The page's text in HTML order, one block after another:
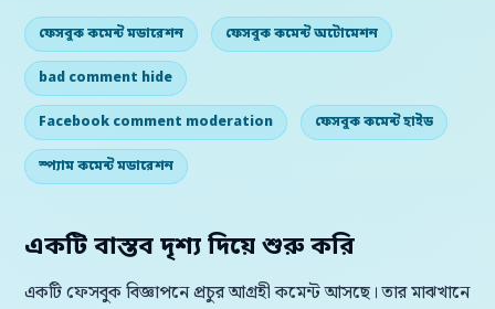
ফেসবুক কমেন্ট মডারেশন ফেসবুক কমেন্ট অটোমেশন
bad comment hide
Facebook comment moderation ফেসবুক কমেন্ট হাইড
স্প্যাম কমেন্ট মডারেশন
একটি বাস্তব দৃশ্য দিয়ে শুরু করি
একটি ফেসবুক বিজ্ঞাপনে প্রচুর আগ্রহী কমেন্ট আসছে। তার মাঝখানে